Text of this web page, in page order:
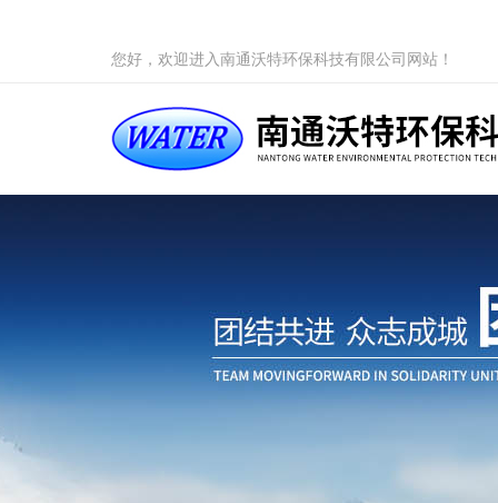
您好，欢迎进入南通沃特环保科技有限公司网站！